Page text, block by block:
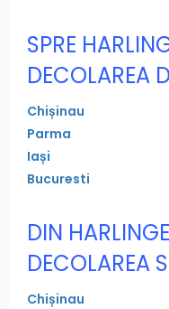
SPRE
DECOLAREA
Chișinau
Parma
Iași
Bucuresti
DIN
DECOLAREA
Chișinau